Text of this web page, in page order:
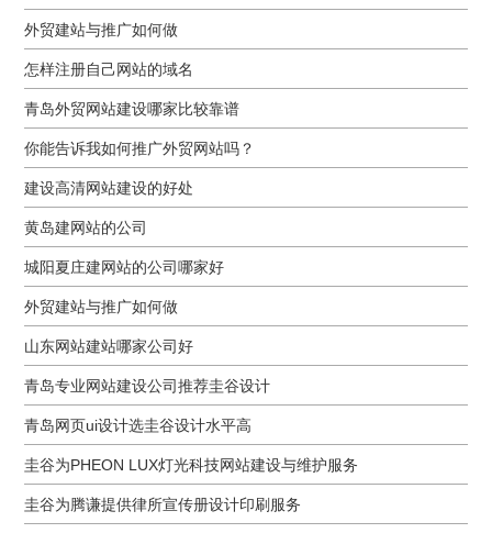
外贸建站与推广如何做
怎样注册自己网站的域名
青岛外贸网站建设哪家比较靠谱
你能告诉我如何推广外贸网站吗？
建设高清网站建设的好处
黄岛建网站的公司
城阳夏庄建网站的公司哪家好
外贸建站与推广如何做
山东网站建站哪家公司好
青岛专业网站建设公司推荐圭谷设计
青岛网页ui设计选圭谷设计水平高
圭谷为PHEON LUX灯光科技网站建设与维护服务
圭谷为腾谦提供律所宣传册设计印刷服务